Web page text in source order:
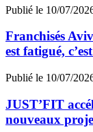
Publié le 10/07/
Franchisés
est fatigué,
Publié le 10/07/
JUST’FIT
nouveaux